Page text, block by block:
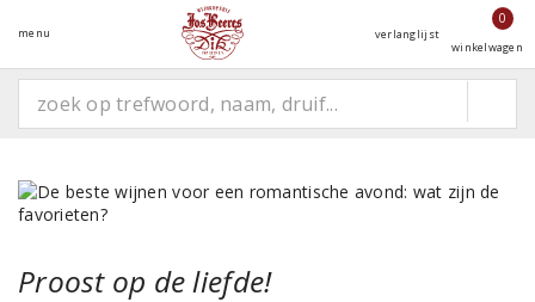
menu verlanglijst
0
winkelwagen
Proost op de liefde!